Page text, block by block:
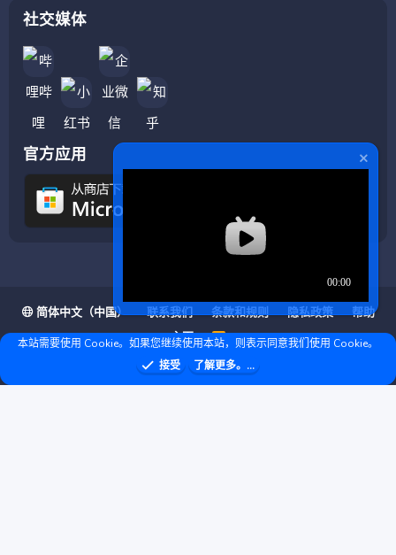
社交媒体
官方应用
简体中文（中国） 联系我们 条款和规则 隐私政策
帮助
主页
R
S
S
❤ © Copyright 2020–2026 基岩科技 版权所有 |Microsoft Marketplace
本站需要使用 Cookie。如果您继续使用本站，则表示同意我们使用 Cookie。
接受
了解更多。...